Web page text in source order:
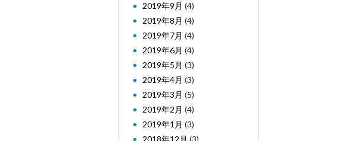
2019年9月 (4)
2019年8月 (4)
2019年7月 (4)
2019年6月 (4)
2019年5月 (3)
2019年4月 (3)
2019年3月 (5)
2019年2月 (4)
2019年1月 (3)
2018年12月 (3)